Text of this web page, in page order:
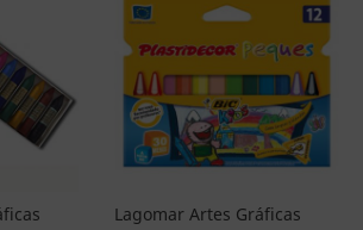
Lagomar Artes Gráficas